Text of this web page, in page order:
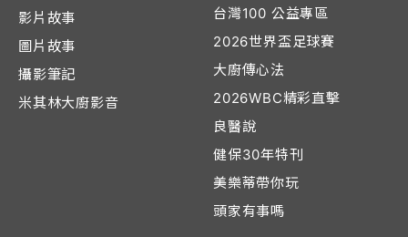
影片故事
圖片故事
攝影筆記
米其林大廚影音
台灣100 公益專區
2026世界盃足球賽
大廚傳心法
2026WBC精彩直擊
良醫說
健保30年特刊
美樂蒂帶你玩
頭家有事嗎